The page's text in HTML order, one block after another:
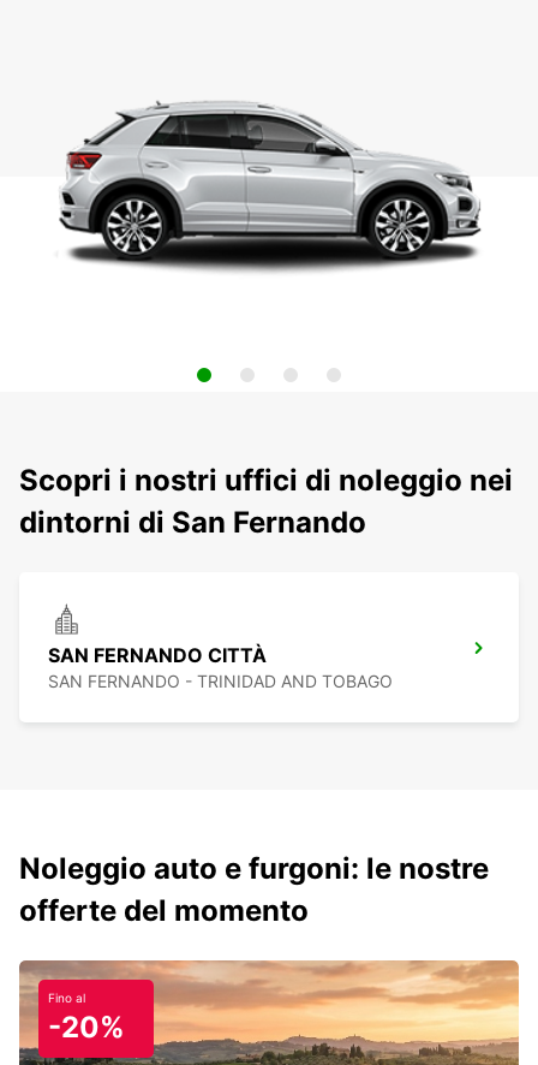
Scopri i nostri uffici di noleggio nei
dintorni di San Fernando
SAN FERNANDO CITTÀ
SAN FERNANDO - TRINIDAD AND TOBAGO
Noleggio auto e furgoni: le nostre
offerte del momento
Fino al
-20%